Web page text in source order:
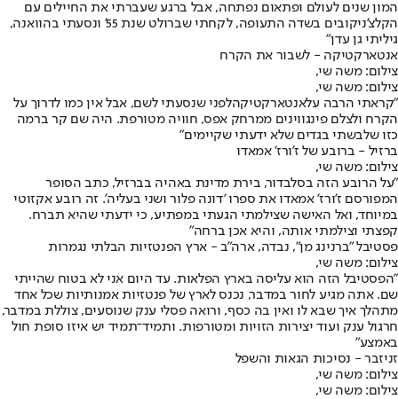
המון שנים לעולם ופתאום נפתחה, אבל ברגע שעברתי את החיילים עם
הקלצ'ניקובים בשדה התעופה, לקחתי שברולט שנת 55' ונסעתי בהוואנה,
גיליתי גן עדן"
אנטארקטיקה - לשבור את הקרח
צילום: משה שי,
צילום: משה שי,
"קראתי הרבה עלאנטארקטיקהלפני שנסעתי לשם, אבל אין כמו לדרוך על
הקרח ולצלם פינגווינים ממרחק אפס, חוויה מטורפת. היה שם קר ברמה
כזו שלבשתי בגדים שלא ידעתי שקיימים"
ברזיל - ברובע של ז'ורז' אמאדו
צילום: משה שי,
"על הרובע הזה בסלבדור, בירת מדינת באהיה בברזיל, כתב הסופר
המפורסם ז'ורז' אמאדו את ספרו 'דונה פלור ושני בעליה'. זה רובע אקזוטי
במיוחד, ואל האישה שצילמתי הגעתי במפתיע, כי ידעתי שהיא תברח.
קפצתי וצילמתי אותה, והיא אכן ברחה"
פסטיבל "ברנינג מן", נבדה, ארה"ב - ארץ הפנטזיות הבלתי נגמרות
צילום: משה שי,
"הפסטיבל הזה הוא עליסה בארץ הפלאות. עד היום אני לא בטוח שהייתי
שם. אתה מגיע לחור במדבר, נכנס לארץ של פנטזיות אמנותיות שכל אחד
מתהלך איך שבא לו ואין בה כסף, ורואה פסלי ענק שנוסעים, צוללת במדבר,
חרגול ענק ועוד יצירות הזויות ומטורפות. ותמיד־תמיד יש איזו סופת חול
באמצע"
זניזבר - נסיכות הגאות והשפל
צילום: משה שי,
צילום: משה שי,